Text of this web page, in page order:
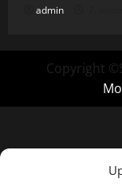
admin
Copyright